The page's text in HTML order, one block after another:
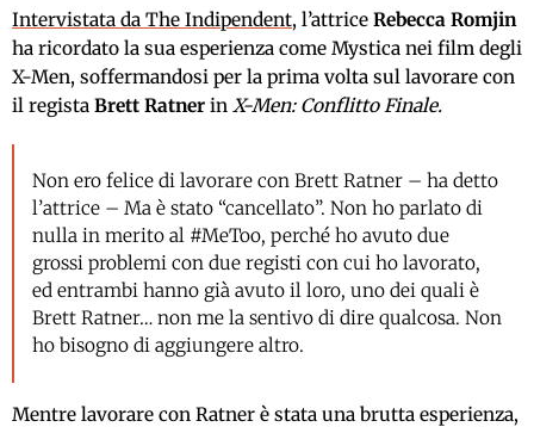
Intervistata da The Indipendent, l’attrice Rebecca Romjin
ha ricordato la sua esperienza come Mystica nei film degli
X-Men, soffermandosi per la prima volta sul lavorare con
il regista Brett Ratner in X-Men: Conflitto Finale.
Non ero felice di lavorare con Brett Ratner – ha detto
l’attrice – Ma è stato “cancellato”. Non ho parlato di
nulla in merito al #MeToo, perché ho avuto due
grossi problemi con due registi con cui ho lavorato,
ed entrambi hanno già avuto il loro, uno dei quali è
Brett Ratner… non me la sentivo di dire qualcosa. Non
ho bisogno di aggiungere altro.
Mentre lavorare con Ratner è stata una brutta esperienza,